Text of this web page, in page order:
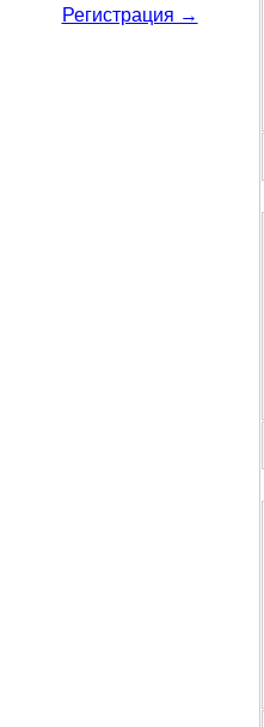
Регистрация →